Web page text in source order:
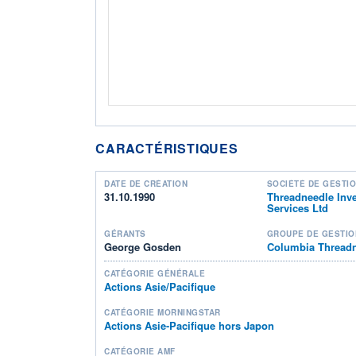
CARACTÉRISTIQUES
DATE DE CRÉATION
31.10.1990
SOCIÉTÉ DE
Threadneedle
Services Ltd
GÉRANTS
George Gosden
GROUPE DE
Columbia
CATÉGORIE GÉNÉRALE
Actions Asie/Pacifique
CATÉGORIE MORNINGSTAR
Actions Asie-Pacifique hors Japon
CATÉGORIE AMF